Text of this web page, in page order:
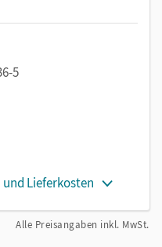
5
Lieferkosten
Alle Preisangaben inkl. MwSt.